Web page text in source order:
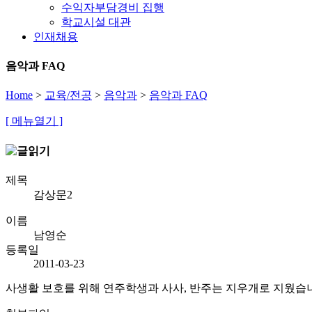
수익자부담경비 집행
학교시설 대관
인재채용
음악과 FAQ
Home > 교육/전공 > 음악과 > 음악과 FAQ
[ 메뉴열기 ]
제목
감상문2
이름
남영순
등록일
2011-03-23
사생활 보호를 위해 연주학생과 사사, 반주는 지우개로 지웠습